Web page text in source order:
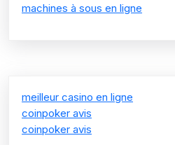
machines à sous en ligne
meilleur casino en ligne
coinpoker avis
coinpoker avis